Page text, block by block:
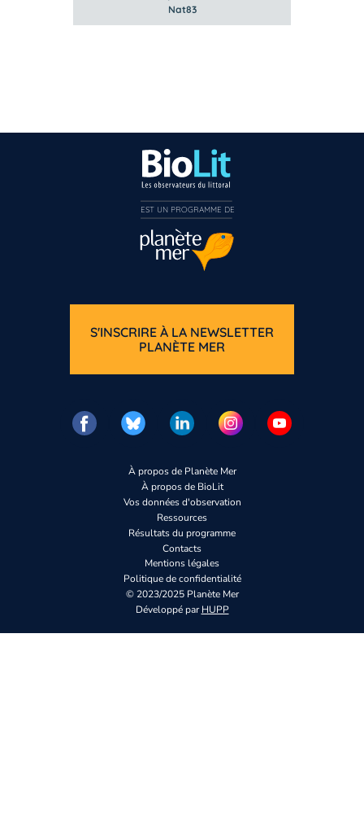
Nat83
À propos de Planète Mer
À propos de BioLit
Vos données d'observation
Ressources
Résultats du programme
Contacts
Mentions légales
Politique de confidentialité
© 2023/2025 Planète Mer
Développé parHUPP
S'INSCRIRE À LA NEWSLETTER
PLANÈTE MER